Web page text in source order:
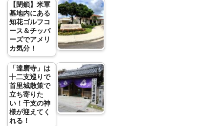
【閉鎖】米軍
基地内にある
知花ゴルフコ
ース＆チッパ
ーズでアメリ
カ気分！
「達磨寺」は
十二支巡りで
首里城散策で
立ち寄りた
い！干支の神
様が迎えてく
れる！